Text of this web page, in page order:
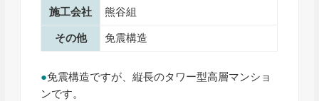
施工会社 熊谷組
その他 免震構造
●免震構造ですが、縦長のタワー型高層マンショ
ンです。